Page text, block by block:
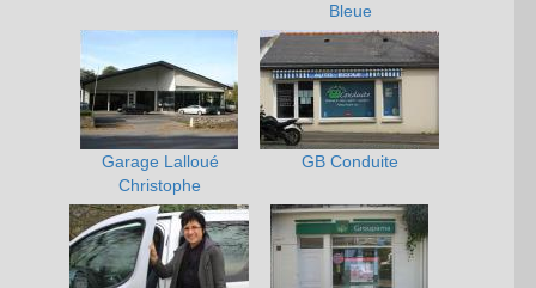
Bleue
Garage Lalloué
Christophe
GB Conduite